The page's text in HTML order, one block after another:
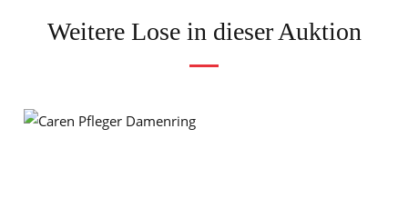
Weitere Lose in dieser Auktion